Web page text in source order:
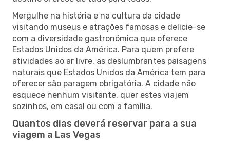
Mergulhe na história e na cultura da cidade
visitando museus e atrações famosas e delicie-se
com a diversidade gastronómica que oferece
Estados Unidos da América. Para quem prefere
atividades ao ar livre, as deslumbrantes paisagens
naturais que Estados Unidos da América tem para
oferecer são paragem obrigatória. A cidade não
esquece nenhum visitante, quer estes viajem
sozinhos, em casal ou com a família.
Quantos dias deverá reservar para a sua
viagem a Las Vegas